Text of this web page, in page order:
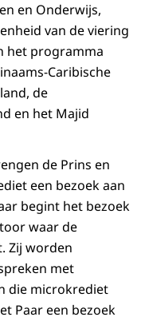
en Onderwijs,
van de viering
het programma
Caribische
de
en het Majid
de Prins en
een bezoek aan
begint het bezoek
waar de
Zij worden
met
die microkrediet
Paar een bezoek